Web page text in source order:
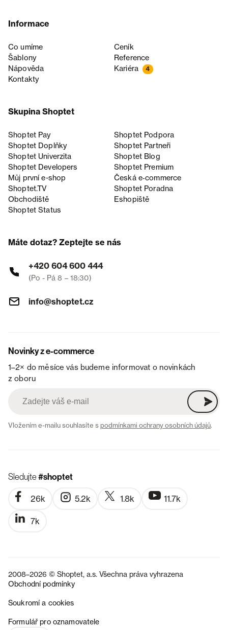
Informace
Co umíme
Ceník
Šablony
Reference
Nápověda
Kariéra 4
Kontakty
Skupina Shoptet
Shoptet Pay
Shoptet Podpora
Shoptet Doplňky
Shoptet Partneři
Shoptet Univerzita
Shoptet Blog
Shoptet Developers
Shoptet Premium
Můj první e-shop
Česká e‑commerce
Shoptet.TV
Shoptet Poradna
Obchodiště
Eshopiště
Shoptet Status
Máte dotaz? Zeptejte se nás
+420 604 600 444
(Po - Pá 8 – 18:30)
info@shoptet.cz
Novinky z e-commerce
1–2× do měsíce vás budeme informovat o novinkách
z oboru
Vložením e-mailu souhlasíte spodmínkami ochrany osobních údajů.
Sledujte#shoptet
26k 5.2k 1.8k 11.7k
7k
2008–2026 © Shoptet, a.s. Všechna práva vyhrazena
Obchodní podmínky
Soukromí a cookies
Formulář pro oznamovatele